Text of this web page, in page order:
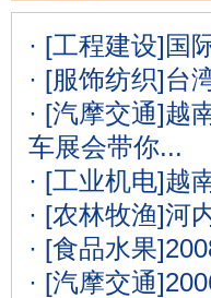
· [工程建设]国
· [服饰纺织]台
· [汽摩交通]越
车展会带你...
· [工业机电]越
· [农林牧渔]河
· [食品水果]
· [汽摩交通]